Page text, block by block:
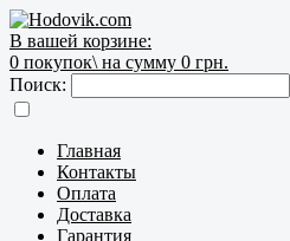
В вашей корзине:
0 покупок\ на сумму 0 грн.
Поиск:
Главная
Контакты
Оплата
Доставка
Гарантия